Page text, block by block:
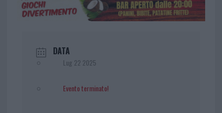
DATA
Lug 22 2025
Evento terminato!